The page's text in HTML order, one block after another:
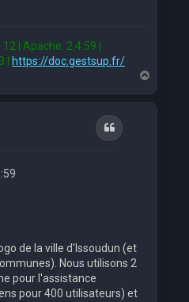
| Apache: 2.4.59 |
|
https://doc.gestsup.fr/
a
Citation
de la ville d'Issoudun (et
Nous utilisons 2
pour l'assistance
pour 400 utilisateurs) et